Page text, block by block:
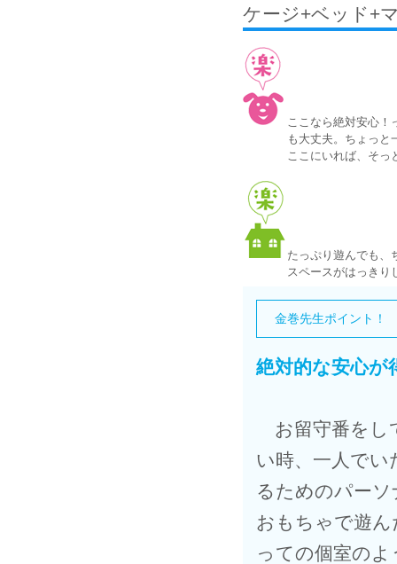
ケージ+ベッド+
ここなら絶対安心！
も大丈夫。ちょっと
ここにいれば、そっ
たっぷり遊んでも、
スペースがはっきり
金巻先生ポイント！
絶対的な安心
お留守番をし
い時、一人でい
るためのパー
おもちゃで遊
っての個室の